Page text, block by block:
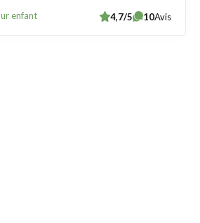
enfant 4,7/5 10Avis